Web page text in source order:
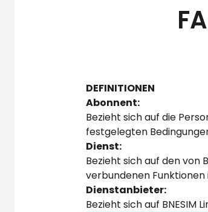
DEFINITIONEN
Abonnent:
Bezieht sich auf die
festgelegten
Dienst:
Bezieht sich auf den von
verbundenen
Dienstanbieter:
Bezieht sich auf BNESIM